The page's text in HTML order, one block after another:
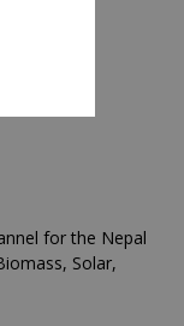
for the Nepal
Solar,